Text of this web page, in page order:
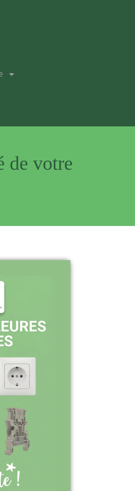
de votre
?
à jour sur le site
rapide
commande
accompagner